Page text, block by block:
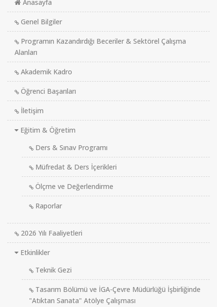
Anasayfa
Genel Bilgiler
Programın Kazandırdığı Beceriler & Sektörel Çalışma
Alanları
Akademik Kadro
Öğrenci Başarıları
İletişim
Eğitim & Öğretim
Ders & Sınav Programı
Müfredat & Ders İçerikleri
Ölçme ve Değerlendirme
Raporlar
2026 Yılı Faaliyetleri
Etkinlikler
Teknik Gezi
Tasarım Bölümü ve İGA-Çevre Müdürlüğü İşbirliğinde
"Atıktan Sanata" Atölye Çalışması